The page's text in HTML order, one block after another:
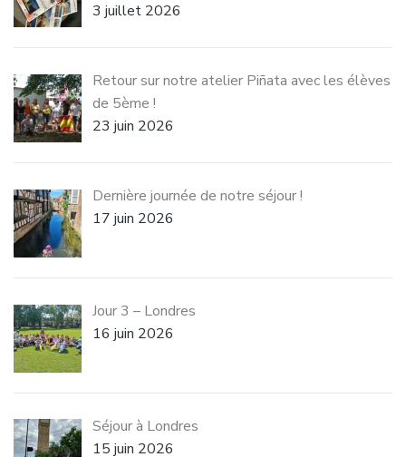
3 juillet 2026
Retour sur notre atelier Piñata avec les élèves
de 5ème !
23 juin 2026
Dernière journée de notre séjour !
17 juin 2026
Jour 3 – Londres
16 juin 2026
Séjour à Londres
15 juin 2026